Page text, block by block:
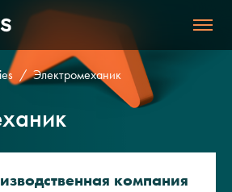
Электромеханик
компания